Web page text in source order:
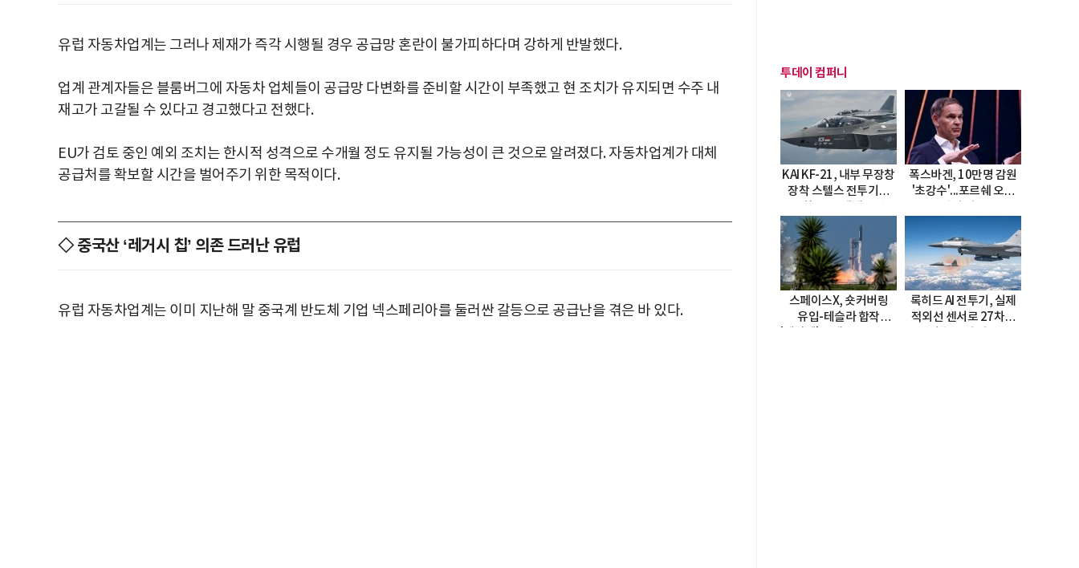
유럽 자동차업계는 그러나 제재가 즉각 시행될 경우 공급망 혼란이 불가피하다며 강하게 반발했다.
업계 관계자들은 블룸버그에 자동차 업체들이 공급망 다변화를 준비할 시간이 부족했고 현 조치가 유지되면 수주 내
재고가 고갈될 수 있다고 경고했다고 전했다.
EU가 검토 중인 예외 조치는 한시적 성격으로 수개월 정도 유지될 가능성이 큰 것으로 알려졌다. 자동차업계가 대체
공급처를 확보할 시간을 벌어주기 위한 목적이다.
◇ 중국산 ‘레거시 칩’ 의존 드러난 유럽
유럽 자동차업계는 이미 지난해 말 중국계 반도체 기업 넥스페리아를 둘러싼 갈등으로 공급난을 겪은 바 있다.
투데이 컴퍼니
KAI KF-21, 내부 무장창
장착 스텔스 전투기로
폭스바겐, 10만명 감원
'초강수'...포르쉐 오너
스페이스X, 숏커버링
유입-테슬라 합작
록히드 AI 전투기, 실제
적외선 센서로 27차례